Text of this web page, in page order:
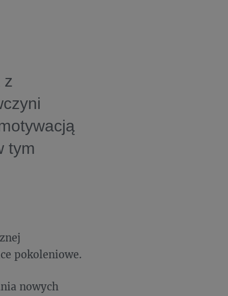
z
tym
pokoleniowe.
nowych